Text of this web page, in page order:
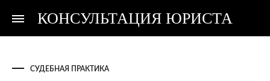
КОНСУЛЬТАЦИЯ ЮРИСТА
Консультация
Консультация
СУДЕБНАЯ ПРАКТИКА